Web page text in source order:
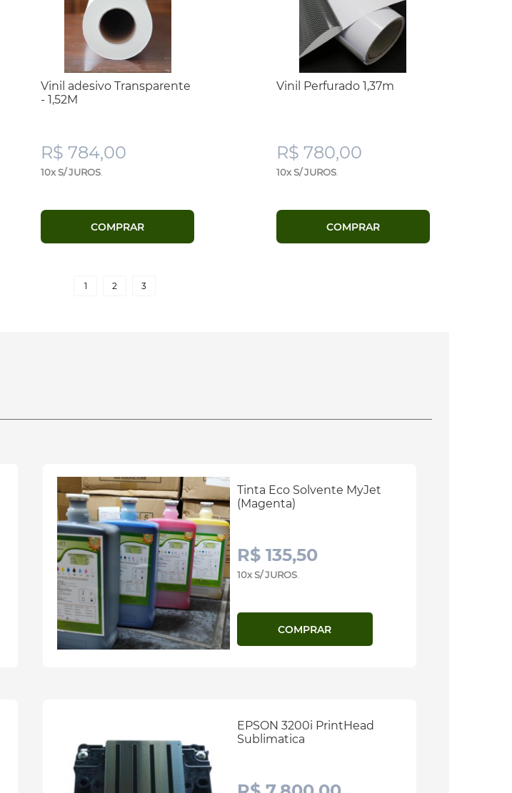
Vinil adesivo Transparente
- 1,52M
R$ 784,00
10x S/ JUROS
COMPRAR
Vinil Perfurado 1,37m
R$ 780,00
10x S/ JUROS.
COMPRAR
1 2 3
Tinta Eco Solvente MyJet
(Magenta)
R$ 135,50
10x S/ JUROS.
COMPRAR
EPSON 3200i PrintHead
Sublimatica